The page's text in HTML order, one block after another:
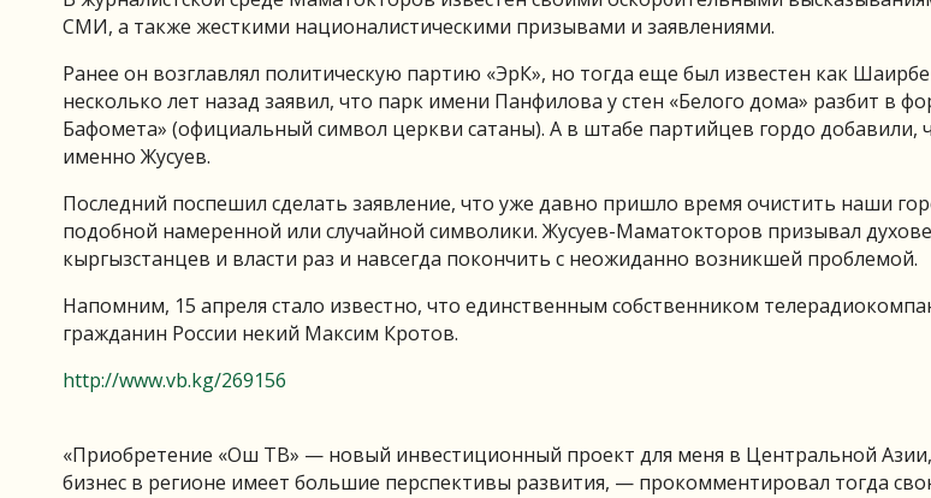
СМИ, а также жесткими националистическими призывами и заявлениями.
Ранее он возглавлял политическую партию «ЭрК», но тогда еще был известен как
несколько лет назад заявил, что парк имени Панфилова у стен «Белого дома» разбит в
Бафомета» (официальный символ церкви сатаны). А в штабе партийцев гордо добавили,
именно Жусуев.
Последний поспешил сделать заявление, что уже давно пришло время очистить наши
подобной намеренной или случайной символики. Жусуев-Маматокторов призывал
кыргызстанцев и власти раз и навсегда покончить с неожиданно возникшей проблемой.
Напомним, 15 апреля стало известно, что единственным собственником
гражданин России некий Максим Кротов.
http://www.vb.kg/269156
«Приобретение «Ош ТВ» — новый инвестиционный проект для меня в Центральной
бизнес в регионе имеет большие перспективы развития, — прокомментировал тогда